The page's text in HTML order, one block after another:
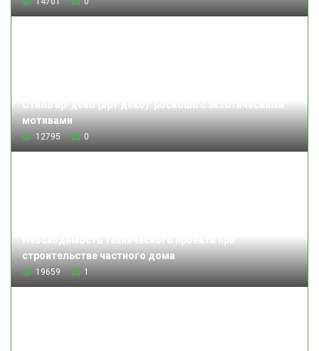
мотивами
12795 0
строительстве частного дома
19659 1